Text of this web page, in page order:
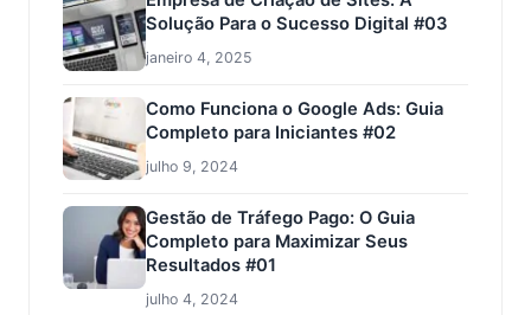
Solução Para o Sucesso Digital #03
janeiro 4, 2025
Como Funciona o Google Ads: Guia
Completo para Iniciantes #02
julho 9, 2024
Gestão de Tráfego Pago: O Guia
Completo para Maximizar Seus
Resultados #01
julho 4, 2024